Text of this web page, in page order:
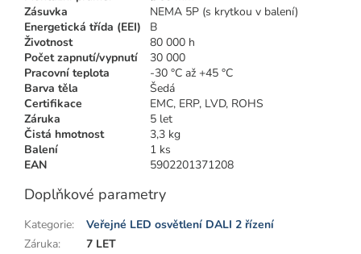
Zásuvka
NEMA 5P (s krytkou v balení)
Energetická třída (EEI)
B
Životnost
80 000 h
Počet zapnutí/vypnutí
30 000
Pracovní teplota
-30 °C až +45 °C
Barva těla
Šedá
Certifikace
EMC, ERP, LVD, ROHS
Záruka
5 let
Čistá hmotnost
3,3 kg
Balení
1 ks
EAN
5902201371208
Doplňkové parametry
Kategorie:
Veřejné LED osvětlení DALI 2 řízení
Záruka:
7 LET